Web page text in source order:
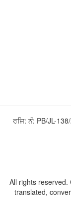
ਰਜਿ: ਨੰ: PB/JL-
All rights
translated,